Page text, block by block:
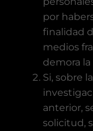
por
finalidad
medios
demora
Si, sobre
anterior,
solicitud,